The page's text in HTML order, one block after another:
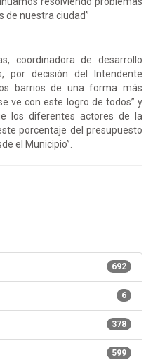
de nuestra ciudad”
coordinadora de desarrollo
por decisión del Intendente
barrios de una forma más
ve con este logro de todos” y
los diferentes actores de la
porcentaje del presupuesto
el Municipio”.
692
6
378
599